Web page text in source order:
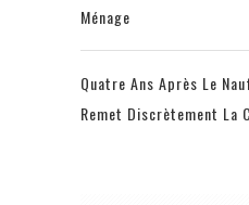
Ménage
Quatre Ans Après Le
Remet Discrètement La